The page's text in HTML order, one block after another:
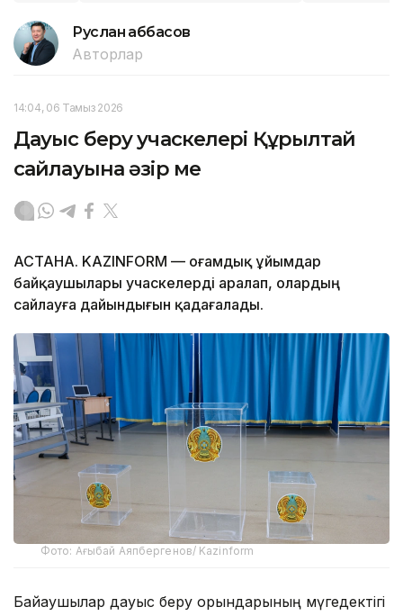
Руслан Ғаббасов
Авторлар
14:04, 06 Тамыз 2026
Дауыс беру учаскелері Құрылтай
сайлауына әзір ме
АСТАНА. KAZINFORM — Қоғамдық ұйымдар
байқаушылары учаскелерді аралап, олардың
сайлауға дайындығын қадағалады.
Фото: Ағыбай Аяпбергенов/ Kazinform
Байқаушылар дауыс беру орындарының мүгедектігі